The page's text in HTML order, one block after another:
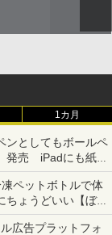
1カ月
ンとしてもボールペ
発売 iPadにも紙に
ペットボトルで体
ょうどいい【ぼっ
にしてる？】
広告プラットフォ